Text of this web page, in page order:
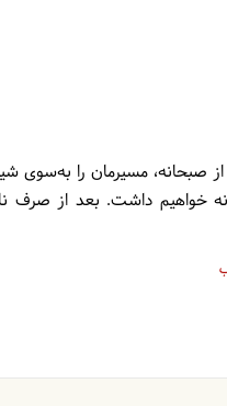
مسیرمان را به‌سوی
خواهیم داشت. بعد از